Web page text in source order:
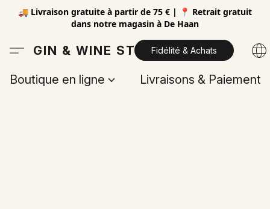
🚚 Livraison gratuite à partir de 75 € | 📍 Retrait gratuit
dans notre magasin à De Haan
GIN & WINE STOREFidélité & Achats
Boutique en ligne Livraisons & Paiements